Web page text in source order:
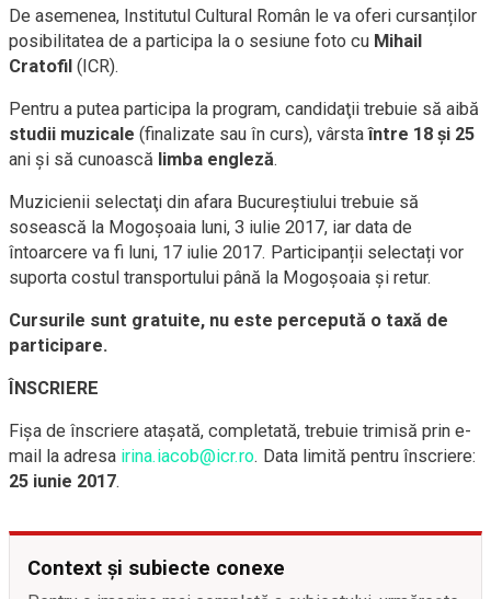
De asemenea, Institutul Cultural Român le va oferi cursanților
posibilitatea de a participa la o sesiune foto cu Mihail
Cratofil (ICR).
Pentru a putea participa la program, candidaţii trebuie să aibă
studii muzicale (finalizate sau în curs), vârstaîntre 18 şi 25
ani şi să cunoască limba engleză.
Muzicienii selectaţi din afara Bucureştiului trebuie să
sosească la Mogoşoaia luni, 3 iulie 2017, iar data de
întoarcere va fi luni, 17 iulie 2017. Participanții selectați vor
suporta costul transportului până la Mogoşoaia și retur.
Cursurile sunt gratuite, nu este percepută o taxă de
participare.
ÎNSCRIERE
Fişa de înscriere ataşată, completată, trebuie trimisă prin e-
mail la adresa irina.iacob@icr.ro. Data limită pentru înscriere:
25 iunie 2017.
Context și subiecte conexe